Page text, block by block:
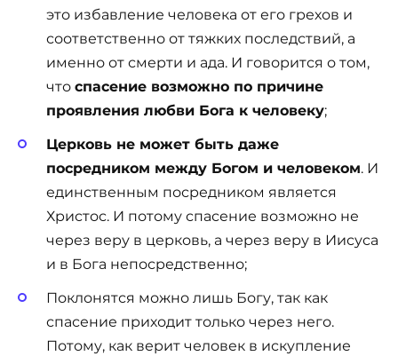
это избавление человека от его грехов и
соответственно от тяжких последствий, а
именно от смерти и ада. И говорится о том,
что спасение возможно по причине
проявления любви Бога к человеку;
Церковь не может быть даже
посредником между Богом и человеком. И
единственным посредником является
Христос. И потому спасение возможно не
через веру в церковь, а через веру в Иисуса
и в Бога непосредственно;
Поклонятся можно лишь Богу, так как
спасение приходит только через него.
Потому, как верит человек в искупление